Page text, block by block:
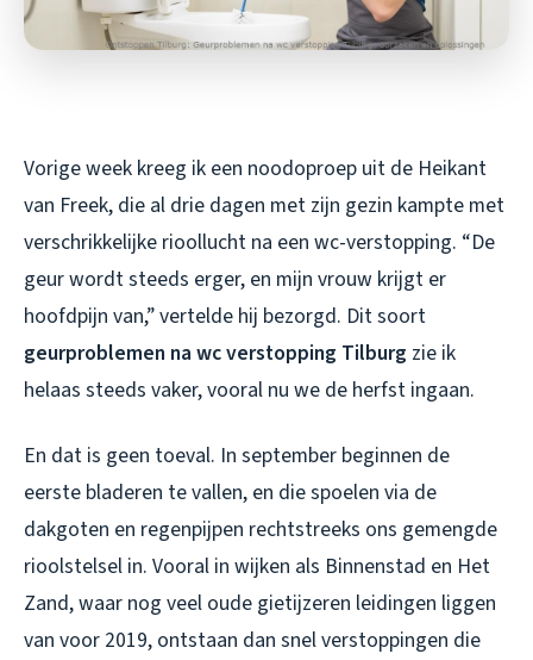
Vorige week kreeg ik een noodoproep uit de Heikant
van Freek, die al drie dagen met zijn gezin kampte met
verschrikkelijke rioollucht na een wc-verstopping. “De
geur wordt steeds erger, en mijn vrouw krijgt er
hoofdpijn van,” vertelde hij bezorgd. Dit soort
geurproblemen na wc verstopping Tilburg zie ik
helaas steeds vaker, vooral nu we de herfst ingaan.
En dat is geen toeval. In september beginnen de
eerste bladeren te vallen, en die spoelen via de
dakgoten en regenpijpen rechtstreeks ons gemengde
rioolstelsel in. Vooral in wijken als Binnenstad en Het
Zand, waar nog veel oude gietijzeren leidingen liggen
van voor 2019, ontstaan dan snel verstoppingen die